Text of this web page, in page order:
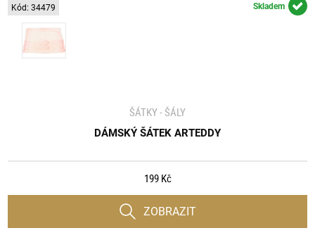
Kód: 34479 Skladem
ŠÁTKY - ŠÁLY
DÁMSKÝ ŠÁTEK ARTEDDY
199 Kč
ZOBRAZIT